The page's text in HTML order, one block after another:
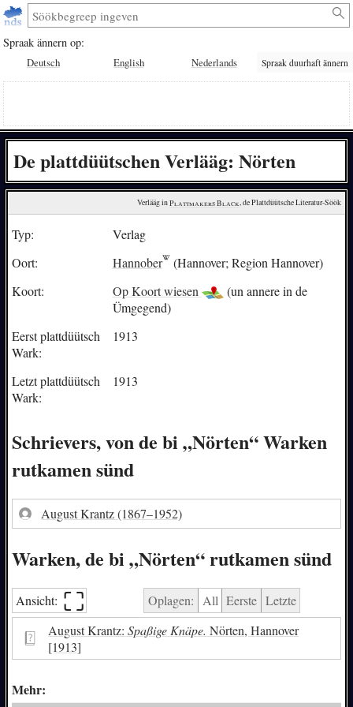
Spraak ännern op:
Deutsch English Nederlands Spraak duurhaft ännern
De plattdüütschen Verlääg: Nörten
Verlääg in Plattmakers Black, de Plattdüütsche Literatur-Söök
Typ:
Verlag
Oort:
Hannober
(Hannover; Region Hannover)
Koort:
Op Koort wiesen
(un annere in de
Ümgegend)
Eerst plattdüütsch
Wark:
1913
Letzt plattdüütsch
Wark:
1913
Schrievers, von de bi „Nörten“ Warken
rutkamen sünd
August Krantz(1867–1952)
Warken, de bi „Nörten“ rutkamen sünd
Ansicht: ⛶︎ Oplagen: All Eerste Letzte
August Krantz: Spaßige Knäpe. Nörten, Hannover
[1913]
Mehr: